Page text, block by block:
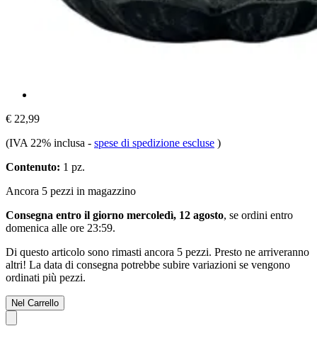
€ 22,99
(IVA 22% inclusa - spese di spedizione escluse )
Contenuto: 1 pz.
Ancora 5 pezzi in magazzino
Consegna entro il giorno mercoledì, 12 agosto, se ordini entro
domenica alle ore 23:59.
Di questo articolo sono rimasti ancora 5 pezzi. Presto ne arriveranno
altri! La data di consegna potrebbe subire variazioni se vengono
ordinati più pezzi.
Nel Carrello